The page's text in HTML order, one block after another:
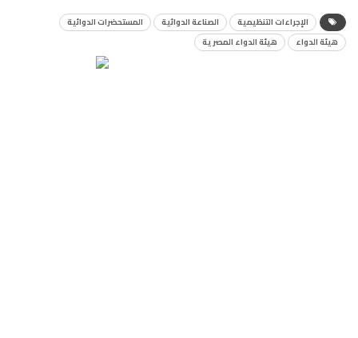
الإجراءات التنظيمية الصناعة الدوائية
المستحضرات الدوائية
هيئة الدواء
هيئة الدواء المصرية